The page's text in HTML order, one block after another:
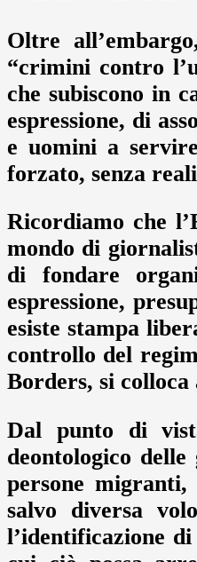
Oltre
“crimini contro
che subiscono in
espressione, di
e uomini a
forzato, senza
Ricordiamo che
mondo di
di fondare
espressione,
esiste stampa
controllo del
Borders, si
Dal punto di
deontologico
persone
salvo diversa
l’identificazione